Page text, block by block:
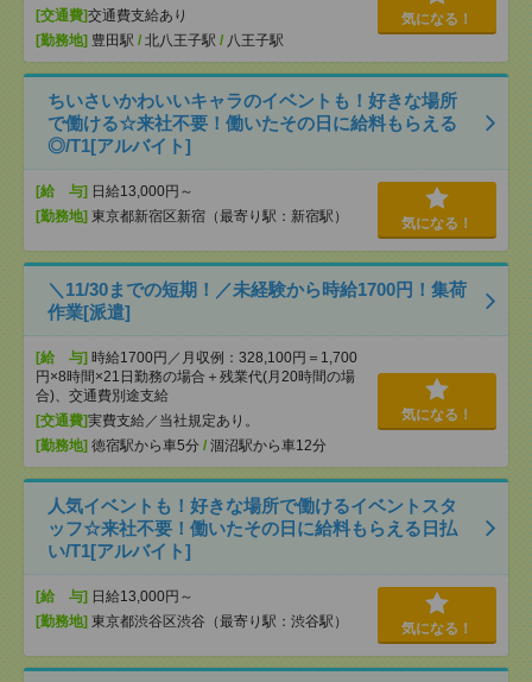
[交通費]交通費支給あり
[勤務地] 豊田駅 / 北八王子駅 / 八王子駅
気になる！
ちいさいかわいいキャラのイベントも！好きな場所
で働ける☆来社不要！働いたその日に給料もらえる
◎/T1[アルバイト]
[給 与] 日給13,000円～
[勤務地] 東京都新宿区新宿（最寄り駅：新宿駅） 気になる！
＼11/30までの短期！／未経験から時給1700円！集荷
作業[派遣]
[給 与] 時給1700円／月収例：328,100円＝1,700
円×8時間×21日勤務の場合＋残業代(月20時間の場
合)、交通費別途支給
[交通費]実費支給／当社規定あり。
[勤務地] 徳宿駅から車5分 / 涸沼駅から車12分
気になる！
人気イベントも！好きな場所で働けるイベントスタ
ッフ☆来社不要！働いたその日に給料もらえる日払
い/T1[アルバイト]
[給 与] 日給13,000円～
[勤務地] 東京都渋谷区渋谷（最寄り駅：渋谷駅） 気になる！